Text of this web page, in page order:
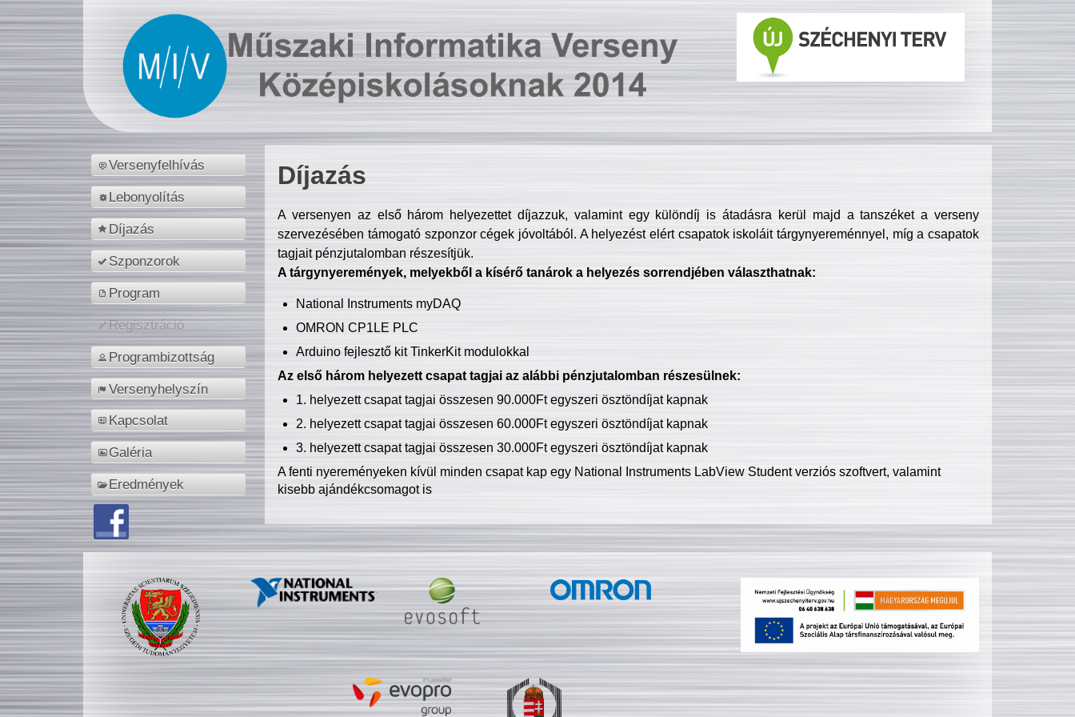
Versenyfelhívás
Lebonyolítás
Díjazás
Szponzorok
Program
Regisztráció
Programbizottság
Versenyhelyszín
Kapcsolat
Galéria
Eredmények
Díjazás
A versenyen az első három helyezettet díjazzuk, valamint egy különdíj is átadásra kerül majd a tanszéket a verseny
szervezésében támogató szponzor cégek jóvoltából. A helyezést elért csapatok iskoláit tárgynyereménnyel, míg a csapatok
tagjait pénzjutalomban részesítjük.
A tárgynyeremények, melyekből a kísérő tanárok a helyezés sorrendjében választhatnak:
National Instruments myDAQ
OMRON CP1LE PLC
Arduino fejlesztő kit TinkerKit modulokkal
Az első három helyezett csapat tagjai az alábbi pénzjutalomban részesülnek:
1. helyezett csapat tagjai összesen 90.000Ft egyszeri ösztöndíjat kapnak
2. helyezett csapat tagjai összesen 60.000Ft egyszeri ösztöndíjat kapnak
3. helyezett csapat tagjai összesen 30.000Ft egyszeri ösztöndíjat kapnak
A fenti nyereményeken kívül minden csapat kap egy National Instruments LabView Student verziós szoftvert, valamint
kisebb ajándékcsomagot is